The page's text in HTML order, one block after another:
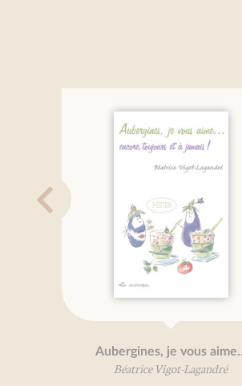
Aubergines, je vous aime…
Béatrice Vigot-Lagandré